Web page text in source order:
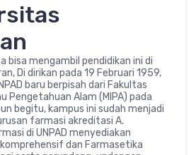
bisa mengambil pendidikan ini di
Di dirikan pada 19 Februari 1959,
baru berpisah dari Fakultas
Pengetahuan Alam (MIPA) pada
begitu, kampus ini sudah menjadi
farmasi akreditasi A.
di UNPAD menyediakan
dan Farmasetika